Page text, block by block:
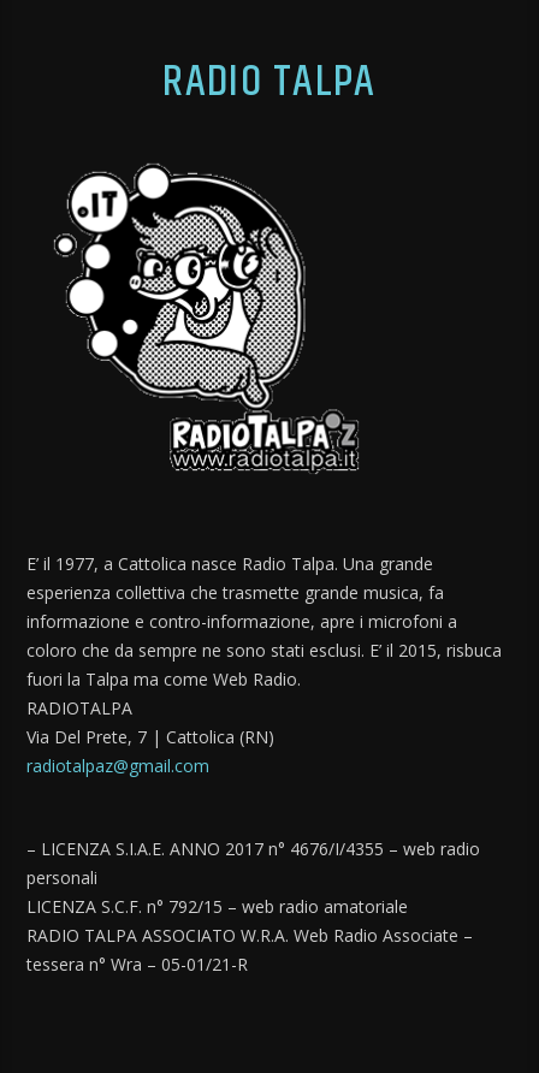
RADIO TALPA
E’ il 1977, a Cattolica nasce Radio Talpa. Una grande
esperienza collettiva che trasmette grande musica, fa
informazione e contro-informazione, apre i microfoni a
coloro che da sempre ne sono stati esclusi. E’ il 2015, risbuca
fuori la Talpa ma come Web Radio.
RADIOTALPA
Via Del Prete, 7 | Cattolica (RN)
radiotalpaz@gmail.com
– LICENZA S.I.A.E. ANNO 2017 n° 4676/I/4355 – web radio
personali
LICENZA S.C.F. n° 792/15 – web radio amatoriale
RADIO TALPA ASSOCIATO W.R.A. Web Radio Associate –
tessera n° Wra – 05-01/21-R